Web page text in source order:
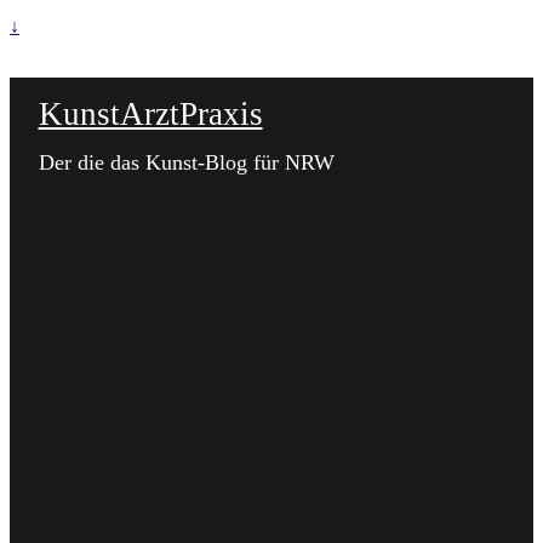
↓
KunstArztPraxis
Der die das Kunst-Blog für NRW